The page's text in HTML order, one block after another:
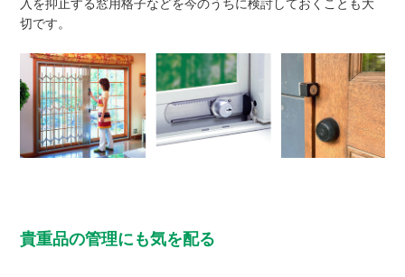
入を抑止する窓用格子などを今のうちに検討しておくことも大
切です。
貴重品の管理にも気を配る